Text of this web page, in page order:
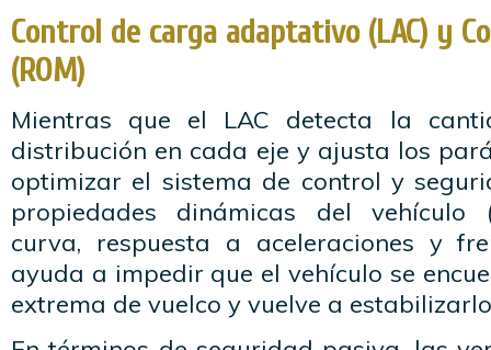
Control de carga adaptativo (LAC) y
(ROM)
Mientras que el LAC detecta la
distribución en cada eje y ajusta los
optimizar el sistema de control y
propiedades dinámicas del vehículo
curva, respuesta a aceleraciones y
ayuda a impedir que el vehículo se
extrema de vuelco y vuelve a